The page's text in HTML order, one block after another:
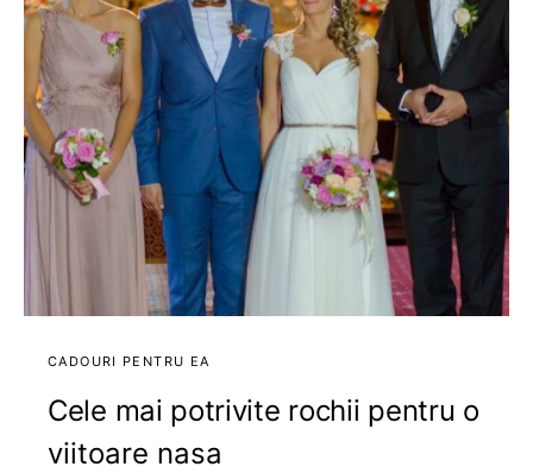
CADOURI PENTRU EA
Cele mai potrivite rochii pentru o
viitoare nasa